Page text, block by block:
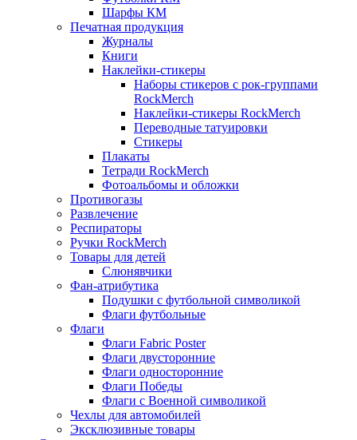
Шарфы КМ
Печатная продукция
Журналы
Книги
Наклейки-стикеры
Наборы стикеров с рок-группами
RockMerch
Наклейки-стикеры RockMerch
Переводные татуировки
Стикеры
Плакаты
Тетради RockMerch
Фотоальбомы и обложки
Противогазы
Развлечение
Респираторы
Ручки RockMerch
Товары для детей
Слюнявчики
Фан-атрибутика
Подушки с футбольной символикой
Флаги футбольные
Флаги
Флаги Fabric Poster
Флаги двусторонние
Флаги односторонние
Флаги Победы
Флаги с Военной символикой
Чехлы для автомобилей
Эксклюзивные товары